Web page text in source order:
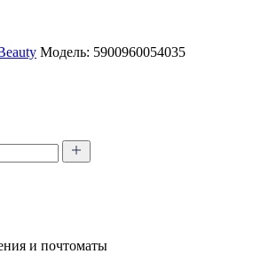
Модель: 5900960054035
и почтоматы